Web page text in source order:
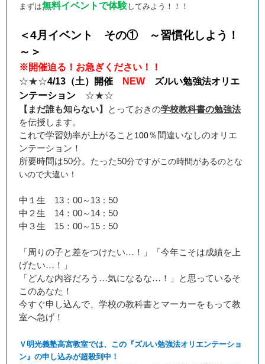
まずは無料イベントで体験してみよう！！！
＜4月イベント その① ～習慣化しよう！
～＞
※開催迫る！お急ぎください！！
☆★☆4/13 （土）開催 NEW
ズルい勉強法オリエ
ンテーション ☆★☆
【まだ誰も知らない】 とっておきの学校教科書の勉強法
を伝授します。
これで学習効率が上がること 100％間違いなしのオリエ
ンテーション！
所要時間は50分。たった50分ですがこの時間があるのとな
いので大違い！
中１生 13 ：00 ～ 13 ：50
中２生 14 ：00 ～ 14 ：50
中３生 15 ：00 ～ 15 ：50
「周りの子と差をつけたい…！」「今年こそは成績を上
げたい…！」
「どんな内容だろう…気になるな…！」と思っているそ
このあなた！
今すぐ申し込んで、学校の教科書とマーカーをもって教
室へ急げ！
Ｖ明光義塾高宮教室では、この『ズルい勉強法オリエンテーショ
ン』の申し込みが超殺到中！